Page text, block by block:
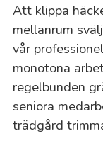
Att klippa
mellanrum
vår
monotona
regelbunden
seniora
trädgård